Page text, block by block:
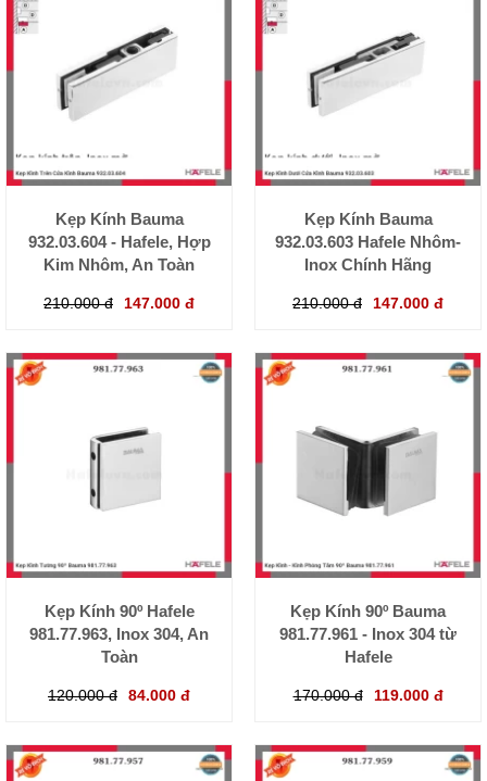
Kẹp Kính Bauma
932.03.604 - Hafele, Hợp
Kim Nhôm, An Toàn
210.000 đ 147.000 đ
Kẹp Kính Bauma
932.03.603 Hafele Nhôm-
Inox Chính Hãng
210.000 đ 147.000 đ
Kẹp Kính 90º Hafele
981.77.963, Inox 304, An
Toàn
120.000 đ 84.000 đ
Kẹp Kính 90º Bauma
981.77.961 - Inox 304 từ
Hafele
170.000 đ 119.000 đ